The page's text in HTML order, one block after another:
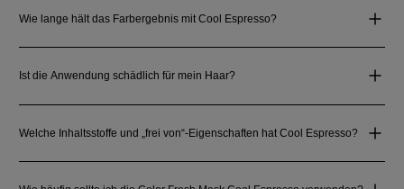
Wie lange hält das Farbergebnis mit Cool Espresso?
Ist die Anwendung schädlich für mein Haar?
Welche Inhaltsstoffe und „frei von“-Eigenschaften hat Cool Espresso?